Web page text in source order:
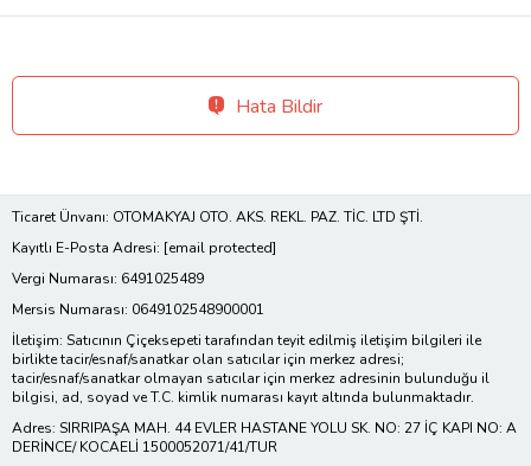
Hata Bildir
Ticaret Ünvanı: OTOMAKYAJ OTO. AKS. REKL. PAZ. TİC. LTD ŞTİ.
Kayıtlı E-Posta Adresi: [email protected]
Vergi Numarası: 6491025489
Mersis Numarası: 0649102548900001
İletişim: Satıcının Çiçeksepeti tarafından teyit edilmiş iletişim bilgileri ile
birlikte tacir/esnaf/sanatkar olan satıcılar için merkez adresi;
tacir/esnaf/sanatkar olmayan satıcılar için merkez adresinin bulunduğu il
bilgisi, ad, soyad ve T.C. kimlik numarası kayıt altında bulunmaktadır.
Adres: SIRRIPAŞA MAH. 44 EVLER HASTANE YOLU SK. NO: 27 İÇ KAPI NO: A
DERİNCE/ KOCAELİ 1500052071/41/TUR